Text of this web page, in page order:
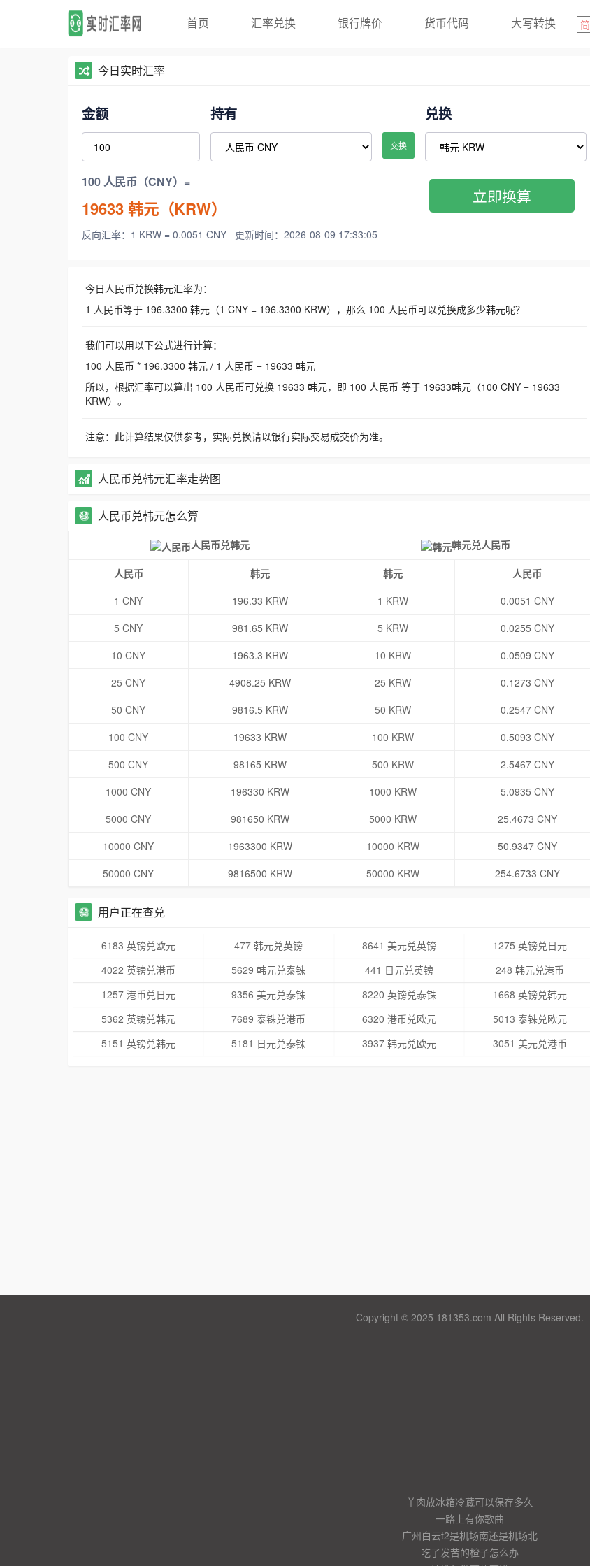
首页 汇率兑换 银行牌价 货币代码 大写转换
今日实时汇率
金额 持有
交换
兑换
100 人民币（CNY）=
19633韩元（KRW）
反向汇率：1 KRW = 0.0051 CNY 更新时间：2026-08-09 17:33:05
立即换算
今日人民币兑换韩元汇率为：
1 人民币等于 196.3300 韩元（1 CNY = 196.3300 KRW），那么 100 人民币可以兑换成多少韩元呢？
我们可以用以下公式进行计算：
100 人民币 * 196.3300 韩元 / 1 人民币 = 19633 韩元
所以，根据汇率可以算出 100 人民币可兑换 19633 韩元，即 100 人民币 等于 19633韩元（100 CNY = 19633
KRW）。
注意：此计算结果仅供参考，实际兑换请以银行实际交易成交价为准。
人民币兑韩元汇率走势图
人民币兑韩元怎么算
人民币兑韩元 韩元兑人民币
人民币 韩元 韩元
人民币
1 CNY
196.33 KRW 1 KRW
0.0051 CNY
5 CNY
981.65 KRW 5 KRW
0.0255 CNY
10 CNY
1963.3 KRW 10 KRW
0.0509 CNY
25 CNY
4908.25 KRW 25 KRW
0.1273 CNY
50 CNY
9816.5 KRW 50 KRW
0.2547 CNY
100 CNY
19633 KRW 100 KRW
0.5093 CNY
500 CNY
98165 KRW 500 KRW
2.5467 CNY
1000 CNY
196330 KRW 1000 KRW
5.0935 CNY
5000 CNY
981650 KRW 5000 KRW
25.4673 CNY
10000 CNY
1963300 KRW 10000 KRW
50.9347 CNY
50000 CNY
9816500 KRW 50000 KRW 254.6733 CNY
用户正在查兑
6183 英镑兑欧元 477 韩元兑英镑 8641 美元兑英镑
1275 英镑兑日元
4022 英镑兑港币
5629 韩元兑泰铢 441 日元兑英镑
248 韩元兑港币
1257 港币兑日元
9356 美元兑泰铢 8220 英镑兑泰铢
1668 英镑兑韩元
5362 英镑兑韩元
7689 泰铢兑港币 6320 港币兑欧元
5013 泰铢兑欧元
5151 英镑兑韩元
5181 日元兑泰铢 3937 韩元兑欧元 3051 美元兑港币
Copyright © 2025 181353.com All Rights Reserved.
羊肉放冰箱冷藏可以保存多久
一路上有你歌曲
广州白云t2是机场南还是机场北
吃了发苦的橙子怎么办